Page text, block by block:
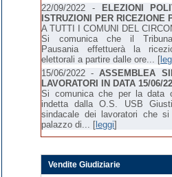
22/09/2022 -
ELEZIONI
ISTRUZIONI PER RICEZIONE
A TUTTI I COMUNI DEL
Si comunica che il
Pausania effettuerà la
elettorali a partire dalle ore... [
15/06/2022 -ASSEMBLEA
LAVORATORI IN DATA 15/06/22
Si comunica che per la data
indetta dalla O.S. USB
sindacale dei lavoratori che
palazzo di... [ leggi]
Vendite Giudiziarie